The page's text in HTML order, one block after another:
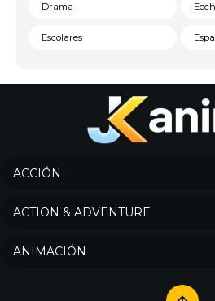
Drama
Escolares
Josei
Música
ACCIÓN
ACTION & ADVENTURE
ANIMACIÓN